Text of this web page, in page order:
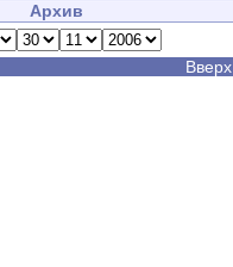
Архив
Вверх